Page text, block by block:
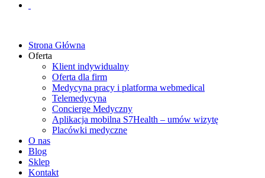
Strona Główna
Oferta
Klient indywidualny
Oferta dla firm
Medycyna pracy i platforma webmedical
Telemedycyna
Concierge Medyczny
Aplikacja mobilna S7Health – umów wizytę
Placówki medyczne
O nas
Blog
Sklep
Kontakt